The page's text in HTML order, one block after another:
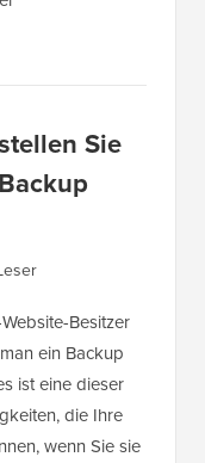
Sie
Besitzer
ein Backup
ist eine dieser
die Ihre
wenn Sie sie